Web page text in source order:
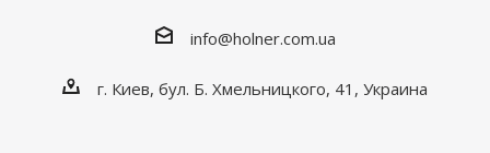
info@holner.com.ua
г. Киев, бул. Б. Хмельницкого, 41, Украина